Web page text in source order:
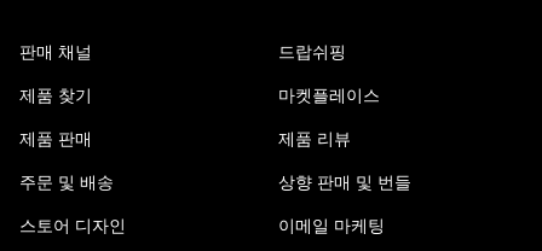
판매 채널
제품 찾기
제품 판매
주문 및 배송
스토어 디자인
드랍쉬핑
마켓플레이스
제품 리뷰
상향 판매 및 번들
이메일 마케팅